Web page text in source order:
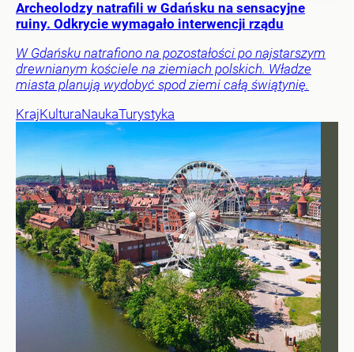
Archeolodzy natrafili w Gdańsku na sensacyjne
ruiny. Odkrycie wymagało interwencji rządu
W Gdańsku natrafiono na pozostałości po najstarszym
drewnianym kościele na ziemiach polskich. Władze
miasta planują wydobyć spod ziemi całą świątynię.
KrajKulturaNaukaTurystyka